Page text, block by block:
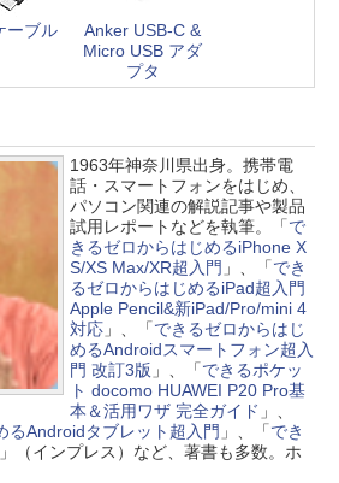
ーブル
Anker USB-C &
Micro USB アダ
プタ
1963年神奈川県出身。携帯電
話・スマートフォンをはじめ、
パソコン関連の解説記事や製品
試用レポートなどを執筆。「で
きるゼロからはじめるiPhone X
S/XS Max/XR超入門 」、「でき
るゼロからはじめるiPad超入門
Apple Pencil&新iPad/Pro/mini 4
対応」、「できるゼロからはじ
めるAndroidスマートフォン超入
門 改訂3版 」、「できるポケッ
ト docomo HUAWEI P20 Pro基
本＆活用ワザ 完全ガイド 」、
るAndroidタブレット超入門 」、「でき
」（インプレス）など、著書も多数。ホ